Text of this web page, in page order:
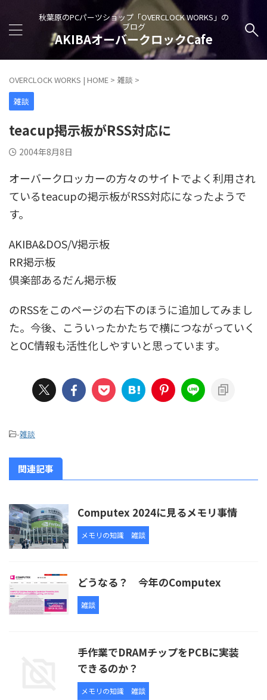
秋葉原のPCパーツショップ「OVERCLOCK WORKS」の
ブログ
AKIBAオーバークロックCafe
OVERCLOCK WORKS | HOME > 雑談 >
雑談
teacup掲示板がRSS対応に
2004年8月8日
オーバークロッカーの方々のサイトでよく利用され
ているteacupの掲示板がRSS対応になったようで
す。
AKIBA&DOS/V掲示板
RR掲示板
倶楽部あるだん掲示板
のRSSをこのページの右下のほうに追加してみまし
た。今後、こういったかたちで横につながっていく
とOC情報も活性化しやすいと思っています。
-雑談
関連記事
Computex 2024に見るメモリ事情
メモリの知識 雑談
どうなる？ 今年のComputex
雑談
手作業でDRAMチップをPCBに実装
できるのか？
メモリの知識 雑談